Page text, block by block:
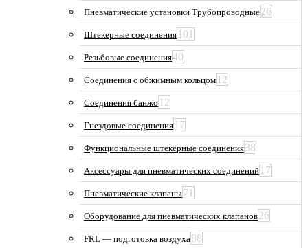
Пневматические установки Трубопроводные26
Штекерные соединения 101
Резьбовые соединения40
Соединения с обжимным кольцом 12
Соединения банжо 12
Гнездовые соединения 17
Функциональные штекерные соединения38
Аксессуары для пневматических соединений 17
Пневматические клапаны71
Оборудование для пневматических клапанов26
FRL — подготовка воздуха88